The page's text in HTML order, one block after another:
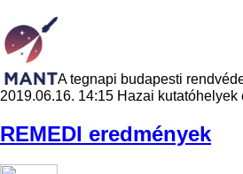
A tegnapi budapesti
2019.06.16. 14:15 Hazai kutatóhelyek
REMEDI eredmények